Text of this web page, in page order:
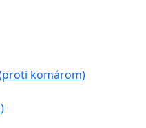
(proti komárom)